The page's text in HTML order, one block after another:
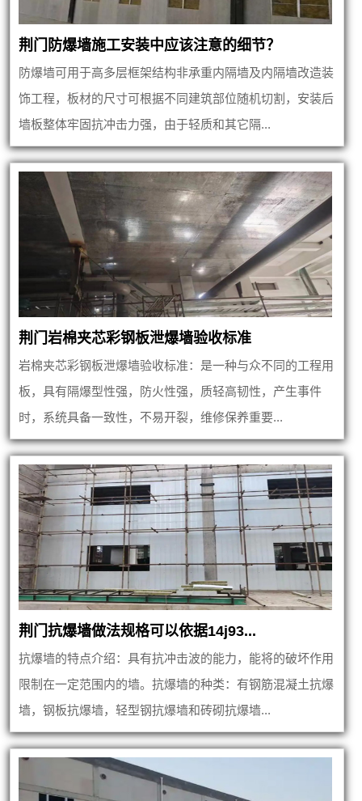
荆门防爆墙施工安装中应该注意的细节？
防爆墙可用于高多层框架结构非承重内隔墙及内隔墙改造装
饰工程，板材的尺寸可根据不同建筑部位随机切割，安装后
墙板整体牢固抗冲击力强，由于轻质和其它隔...
荆门岩棉夹芯彩钢板泄爆墙验收标准
岩棉夹芯彩钢板泄爆墙验收标准：是一种与众不同的工程用
板，具有隔爆型性强，防火性强，质轻高韧性，产生事件
时，系统具备一致性，不易开裂，维修保养重要...
荆门抗爆墙做法规格可以依据14j93...
抗爆墙的特点介绍：具有抗冲击波的能力，能将的破坏作用
限制在一定范围内的墙。抗爆墙的种类：有钢筋混凝土抗爆
墙，钢板抗爆墙，轻型钢抗爆墙和砖砌抗爆墙...